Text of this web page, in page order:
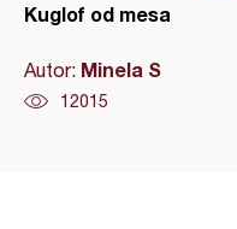
Kuglof od mesa
Autor: Minela S
12015